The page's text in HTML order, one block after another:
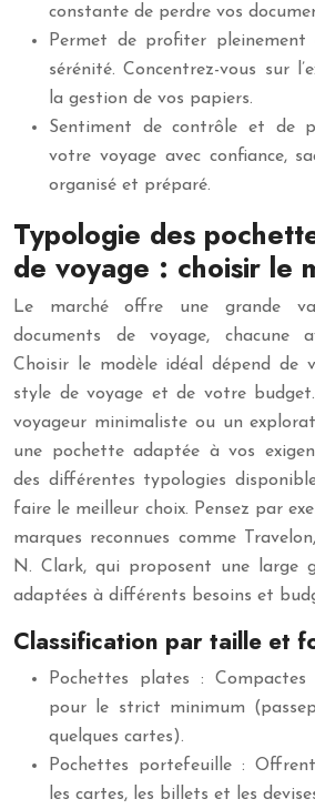
constante de perdre vos
Permet de profiter
sérénité. Concentrez-vous sur
la gestion de vos papiers.
Sentiment de contrôle et de
votre voyage avec confiance,
organisé et préparé.
Typologie des
de voyage : choisir le
Le marché offre une grande
documents de voyage, chacune
Choisir le modèle idéal dépend de
style de voyage et de votre
voyageur minimaliste ou un
une pochette adaptée à vos
des différentes typologies
faire le meilleur choix. Pensez par
marques reconnues comme
N. Clark, qui proposent une large
adaptées à différents besoins et
Classification par taille et
Pochettes plates : Compactes
pour le strict minimum
quelques cartes).
Pochettes portefeuille :
les cartes, les billets et les